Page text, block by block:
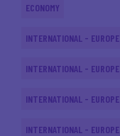
ECONOMY
INTERNATIONAL - EUROPE
INTERNATIONAL - EUROPE
INTERNATIONAL - EUROPE
INTERNATIONAL - EUROPE